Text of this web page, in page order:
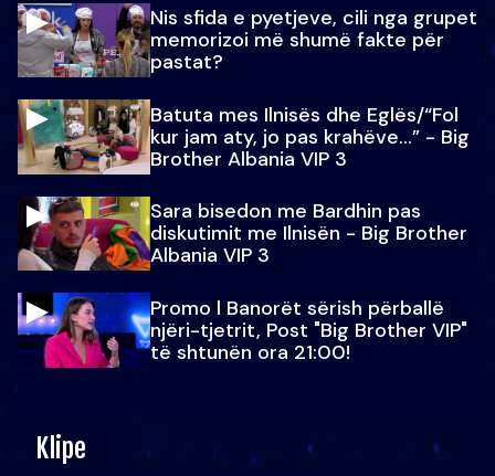
Nis sfida e pyetjeve, cili nga grupet
memorizoi më shumë fakte për
pastat?
Batuta mes Ilnisës dhe Eglës/“Fol
kur jam aty, jo pas krahëve…” - Big
Brother Albania VIP 3
Sara bisedon me Bardhin pas
diskutimit me Ilnisën - Big Brother
Albania VIP 3
Promo l Banorët sërish përballë
njëri-tjetrit, Post "Big Brother VIP"
të shtunën ora 21:00!
Klipe